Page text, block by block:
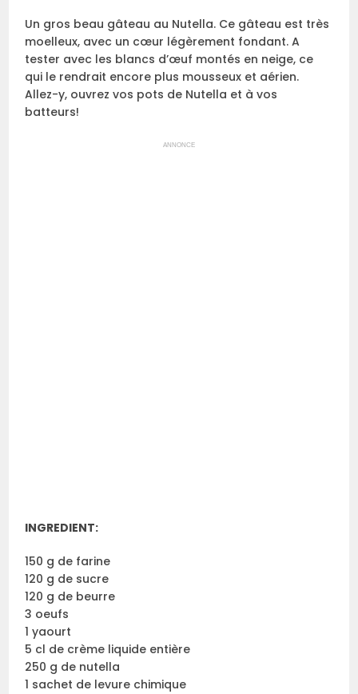
Un gros beau gâteau au Nutella. Ce gâteau est très
moelleux, avec un cœur légèrement fondant. A
tester avec les blancs d’œuf montés en neige, ce
qui le rendrait encore plus mousseux et aérien.
Allez-y, ouvrez vos pots de Nutella et à vos
batteurs!
ANNONCE
INGREDIENT:
150 g de farine
120 g de sucre
120 g de beurre
3 oeufs
1 yaourt
5 cl de crème liquide entière
250 g de nutella
1 sachet de levure chimique